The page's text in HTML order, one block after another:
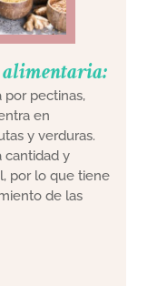
alimentaria:
pectinas,
en
y verduras.
cantidad y
por lo que tiene
de las